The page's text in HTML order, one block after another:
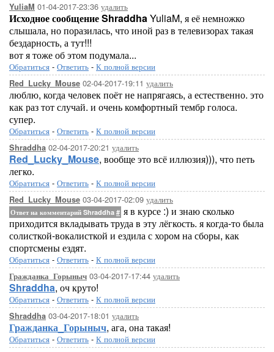
YuliaM 01-04-2017-23:36 удалить
Исходное сообщение ShraddhaYuliaM, я её немножко
слышала, но поразилась, что иной раз в телевизорах такая
бездарность, а тут!!!
вот я тоже об этом подумала...
Обратиться - Ответить - К полной версии
Red_Lucky_Mouse 02-04-2017-19:11 удалить
люблю, когда человек поёт не напрягаясь, а естественно. это
как раз тот случай. и очень комфортный тембр голоса.
супер.
Обратиться - Ответить - К полной версии
Shraddha 02-04-2017-20:21 удалить
Red_Lucky_Mouse, вообще это всё иллюзия))), что петь
легко.
Обратиться - Ответить - К полной версии
Red_Lucky_Mouse 03-04-2017-02:09 удалить
Ответ на комментарий Shraddha # я в курсе :) и знаю сколько
приходится вкладывать труда в эту лёгкость. я когда-то была
солисткой-вокалисткой и ездила с хором на сборы, как
спортсмены ездят.
Обратиться - Ответить - К полной версии
Гражданка_Горыныч 03-04-2017-17:44 удалить
Shraddha, оч круто!
Обратиться - Ответить - К полной версии
Shraddha 03-04-2017-18:01 удалить
Гражданка_Горыныч, ага, она такая!
Обратиться - Ответить - К полной версии